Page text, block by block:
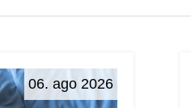
06. ago 2026